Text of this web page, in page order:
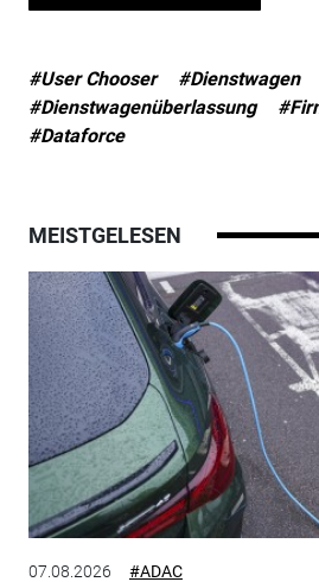
#User Chooser
#Dienstwagen
#Dienstwagenüberlassung
#Dataforce
MEISTGELESEN
07.08.2026 #ADAC